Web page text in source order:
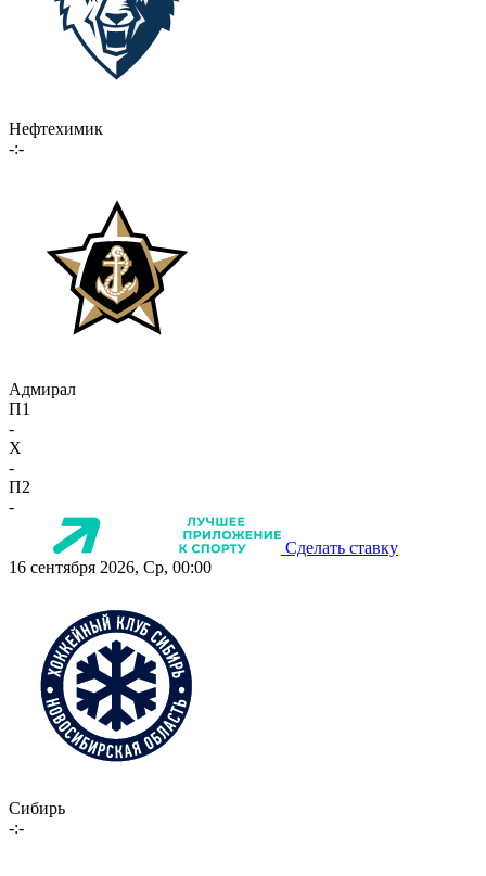
Нефтехимик
-:-
Адмирал
П1
-
X
-
П2
-
Сделать ставку
16 сентября 2026, Ср, 00:00
Сибирь
-:-